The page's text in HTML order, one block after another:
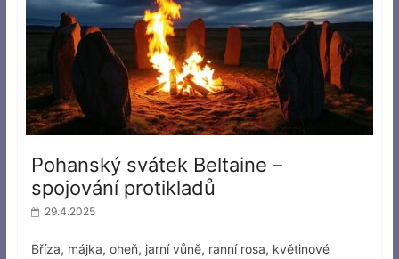
Pohanský svátek Beltaine –
spojování protikladů
29.4.2025
Bříza, májka, oheň, jarní vůně, ranní rosa, květinové